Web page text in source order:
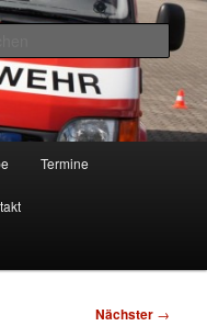
Termine
Nächster →